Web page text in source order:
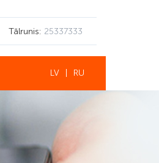
Tālrunis: 25337333
LV RU